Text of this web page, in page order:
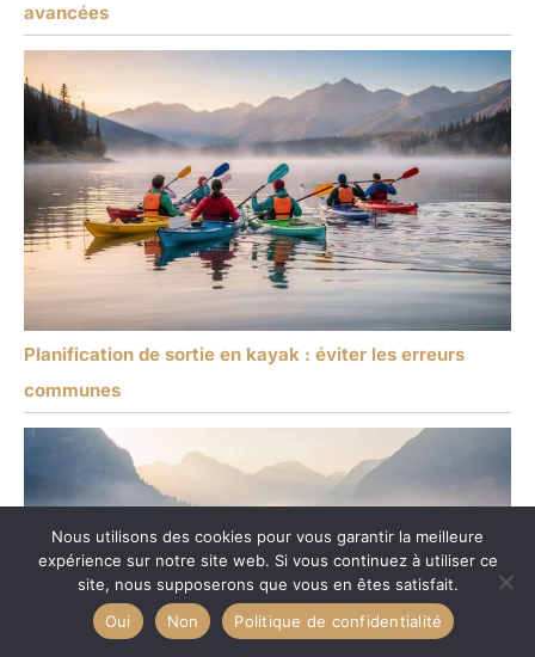
avancées
Planification de sortie en kayak : éviter les erreurs
communes
Nous utilisons des cookies pour vous garantir la meilleure
expérience sur notre site web. Si vous continuez à utiliser ce
site, nous supposerons que vous en êtes satisfait.
Oui
Non Politique de confidentialité